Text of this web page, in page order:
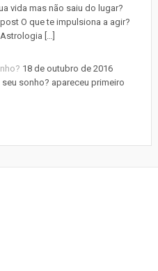
vida mas não saiu do lugar?
O que te impulsiona a agir?
[…]
18 de outubro de 2016
sonho? apareceu primeiro